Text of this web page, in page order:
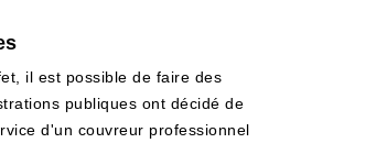
il est possible de faire des
publiques ont décidé de
d'un couvreur professionnel